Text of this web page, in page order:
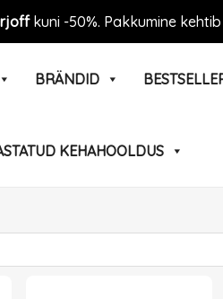
kuni -50%. Pakkumine kehtib
BRÄNDID
KEHAHOOLDUS